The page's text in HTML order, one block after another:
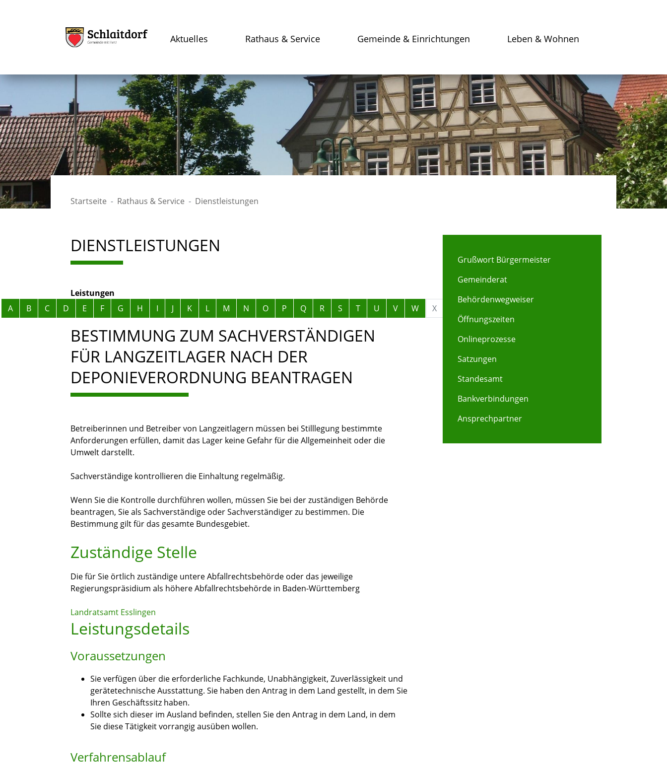
Aktuelles Rathaus & Service Gemeinde & Einrichtungen Leben & Wohnen
Startseite Rathaus & Service Dienstleistungen
DIENSTLEISTUNGEN
Leistungen
Alphabetisches Register überspringen
A B C D E F G H I J K L M N O P Q R S T U V W X
BESTIMMUNG ZUM SACHVERSTÄNDIGEN
FÜR LANGZEITLAGER NACH DER
DEPONIEVERORDNUNG BEANTRAGEN
Betreiberinnen und Betreiber von Langzeitlagern müssen bei Stilllegung bestimmte
Anforderungen erfüllen, damit das Lager keine Gefahr für die Allgemeinheit oder die
Umwelt darstellt.
Sachverständige kontrollieren die Einhaltung regelmäßig.
Wenn Sie die Kontrolle durchführen wollen, müssen Sie bei der zuständigen Behörde
beantragen, Sie als Sachverständige oder Sachverständiger zu bestimmen. Die
Bestimmung gilt für das gesamte Bundesgebiet.
Zuständige Stelle
Die für Sie örtlich zuständige untere Abfallrechtsbehörde oder das jeweilige
Regierungspräsidium als höhere Abfallrechtsbehörde in Baden-Württemberg
Landratsamt Esslingen
Leistungsdetails
Voraussetzungen
Sie verfügen über die erforderliche Fachkunde, Unabhängigkeit, Zuverlässigkeit und
gerätetechnische Ausstattung. Sie haben den Antrag in dem Land gestellt, in dem Sie
Ihren Geschäftssitz haben.
Sollte sich dieser im Ausland befinden, stellen Sie den Antrag in dem Land, in dem
Sie diese Tätigkeit vorrangig ausüben wollen.
Verfahrensablauf
Grußwort Bürgermeister
Gemeinderat
Behördenwegweiser
Öffnungszeiten
Onlineprozesse
Satzungen
Standesamt
Bankverbindungen
Ansprechpartner